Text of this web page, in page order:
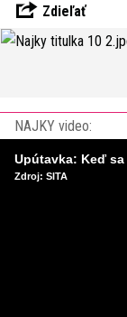
Zdieľať
NAJKY video:
Zdroj: SITA